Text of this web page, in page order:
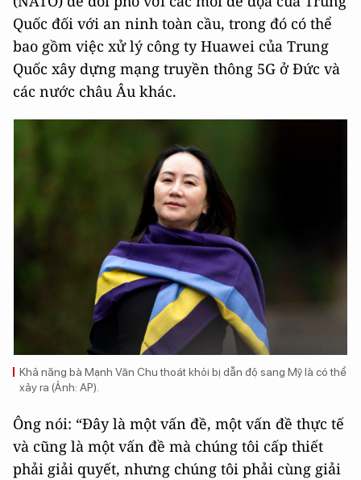
Quốc đối với an ninh toàn cầu, trong đó có thể
bao gồm việc xử lý công ty Huawei của Trung
Quốc xây dựng mạng truyền thông 5G ở Đức và
các nước châu Âu khác.
Khả năng bà Mạnh Vãn Chu thoát khỏi bị dẫn độ sang Mỹ là có thể
xảy ra (Ảnh: AP).
Ông nói: “Đây là một vấn đề, một vấn đề thực tế
và cũng là một vấn đề mà chúng tôi cấp thiết
phải giải quyết, nhưng chúng tôi phải cùng giải